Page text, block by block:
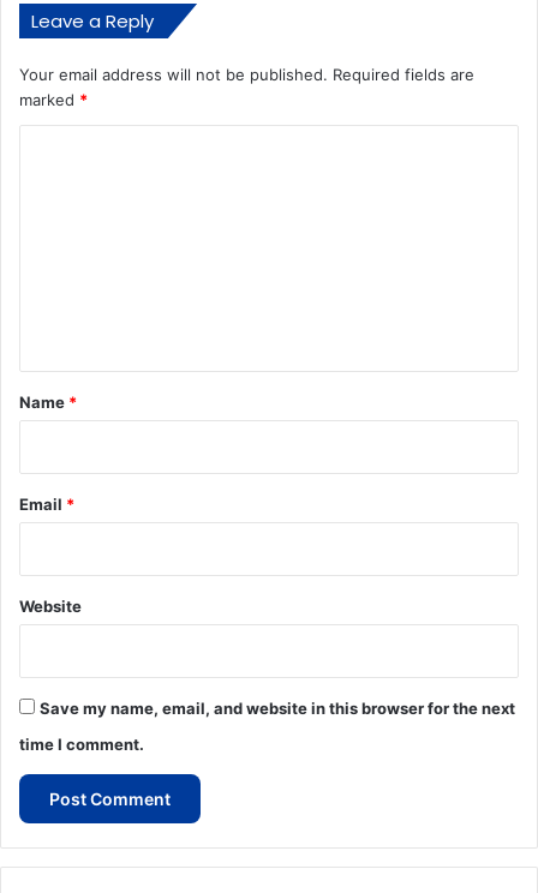
Leave a Reply
Your email address will not be published. Required fields are
marked *
*
Name *
Email *
Website
Save my name, email, and website in this browser for the next
time I comment.